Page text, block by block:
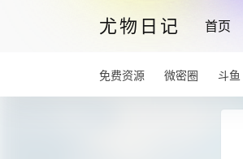
尤物日记 首页
免费资源 微密圈 斗鱼